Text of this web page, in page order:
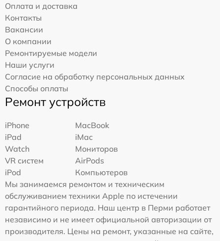
Оплата и доставка
Контакты
Вакансии
О компании
Ремонтируемые модели
Наши услуги
Согласие на обработку персональных данных
Способы оплаты
Ремонт устройств
iPhone
MacBook
iPad
iMac
Watch
Мониторов
VR систем
AirPods
iPod
Компьютеров
Мы занимаемся ремонтом и техническим
обслуживанием техники Apple по истечении
гарантийного периода. Наш центр в Перми работает
независимо и не имеет официальной авторизации от
производителя. Цены на ремонт, указанные на сайте,